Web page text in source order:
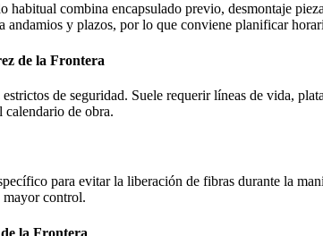
combina encapsulado previo, desmontaje
andamios y plazos, por lo que conviene planificar
de la Frontera
de seguridad. Suele requerir líneas de vida,
calendario de obra.
para evitar la liberación de fibras durante la
mayor control.
la Frontera